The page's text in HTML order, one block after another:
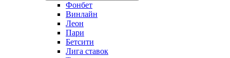
Фонбет
Винлайн
Леон
Пари
Бетсити
Лига ставок